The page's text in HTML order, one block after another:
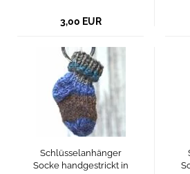
3,00 EUR
Schlüsselanhänger
Socke handgestrickt in